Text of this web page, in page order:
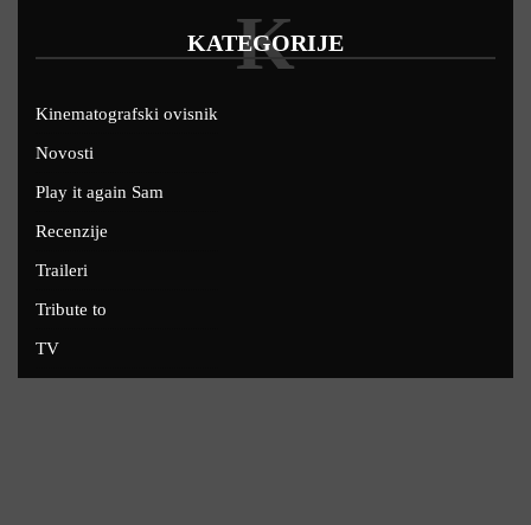
KATEGORIJE
K
Kinematografski ovisnik
Novosti
Play it again Sam
Recenzije
Traileri
Tribute to
TV